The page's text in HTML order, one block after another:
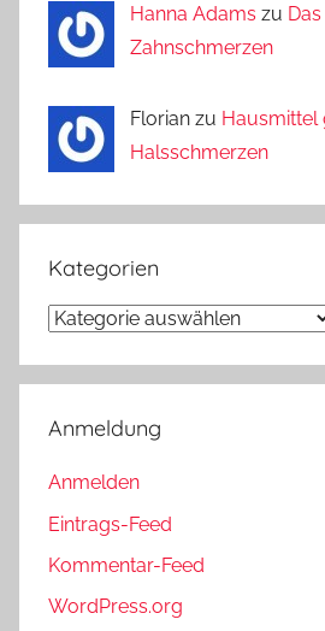
Hanna Adams zu
Zahnschmerzen
Florian zu Hausmittel
Halsschmerzen
Kategorien
Kategorien
Anmeldung
Anmelden
Eintrags-Feed
Kommentar-Feed
WordPress.org